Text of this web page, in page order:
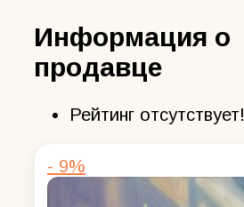
Информация о
продавце
Рейтинг отсутствует!
- 9%